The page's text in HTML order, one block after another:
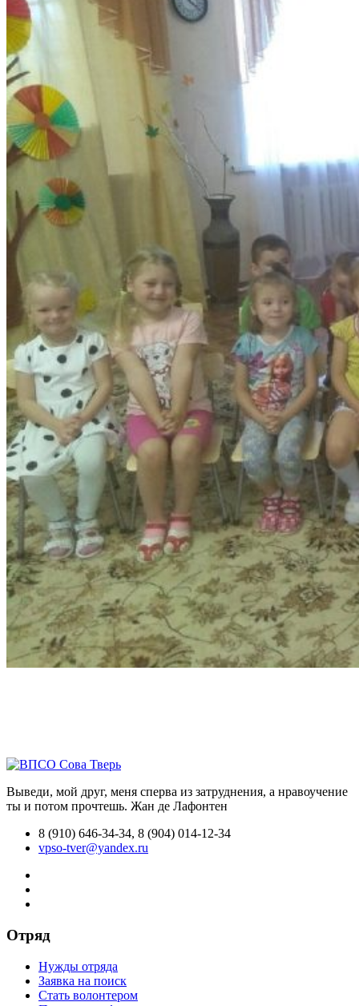
Выведи, мой друг, меня сперва из затруднения, а нравоучение
ты и потом прочтешь. Жан де Лафонтен
8 (910) 646-34-34, 8 (904) 014-12-34
vpso-tver@yandex.ru
Отряд
Нужды отряда
Заявка на поиск
Стать волонтером